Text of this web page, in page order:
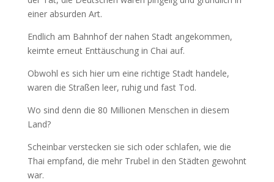
einer absurden Art.
Endlich am Bahnhof der nahen Stadt angekommen,
keimte erneut Enttäuschung in Chai auf.
Obwohl es sich hier um eine richtige Stadt handele,
waren die Straßen leer, ruhig und fast Tod.
Wo sind denn die 80 Millionen Menschen in diesem
Land?
Scheinbar verstecken sie sich oder schlafen, wie die
Thai empfand, die mehr Trubel in den Städten gewohnt
war.